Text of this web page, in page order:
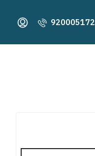
920005172